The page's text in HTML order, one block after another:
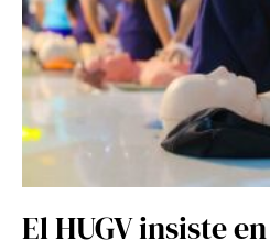
El HUGV insiste